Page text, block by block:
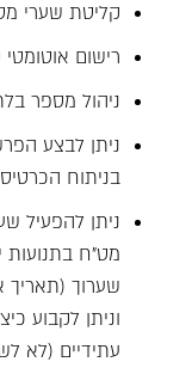
קליטת שערי
רישום
ניהול מספר
ניתן לבצע
בניתוח
ניתן להפעיל
מט"ח בתנועות
שערוך (תאריך
וניתן לקבוע
עתידיים (לא